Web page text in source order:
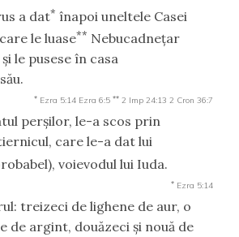
a dat* înapoi uneltele Casei
le luase** Nebucadneţar
le pusese în casa
* Ezra 5:14 Ezra 6:5 ** 2 Imp 24:13 2 Cron 36:7
perşilor, le-a scos prin
care le-a dat lui
voievodul lui Iuda.
* Ezra 5:14
treizeci de lighene de aur, o
de argint, douăzeci şi nouă de